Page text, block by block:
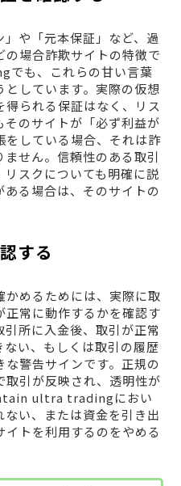
」や「元本保証」など、過
場合詐欺サイトの特徴で
も、これらの甘い言葉
しています。実際の仮想
られる保証はなく、リス
のサイトが「必ず利益が
をしている場合、それは詐
せん。信頼性のある取引
スクについても明確に説
る場合は、そのサイトの
する
めるためには、実際に取
常に動作するかを確認す
所に入金後、取引が正常
い、もしくは取引の履歴
警告サインです。正規の
引が反映され、透明性が
ultra tradingにおい
い、または資金を引き出
トを利用するのをやめる